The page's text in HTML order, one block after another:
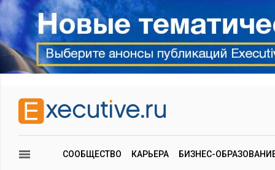
СООБЩЕСТВО КАРЬЕРА БИЗНЕС-